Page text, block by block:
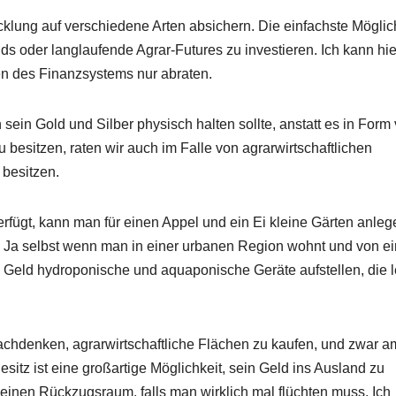
auf verschiedene Arten absichern. Die einfachste
oder langlaufende Agrar-Futures zu investieren. Ich kann
des Finanzsystems nur abraten.
Gold und Silber physisch halten sollte, anstatt es in Form
raten wir auch im Falle von agrarwirtschaftlichen
kann man für einen Appel und ein Ei kleine Gärten
selbst wenn man in einer urbanen Region wohnt und von
hydroponische und aquaponische Geräte aufstellen, die
agrarwirtschaftliche Flächen zu kaufen, und zwar
ist eine großartige Möglichkeit, sein Geld ins Ausland zu
Rückzugsraum, falls man wirklich mal flüchten muss. Ich